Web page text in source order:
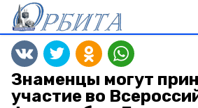
Знаменцы могут
участие во